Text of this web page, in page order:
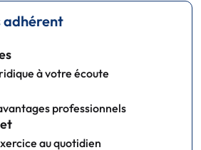
adhérent
à votre écoute
professionnels
au quotidien